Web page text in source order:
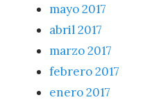
mayo 2017
abril 2017
marzo 2017
febrero 2017
enero 2017